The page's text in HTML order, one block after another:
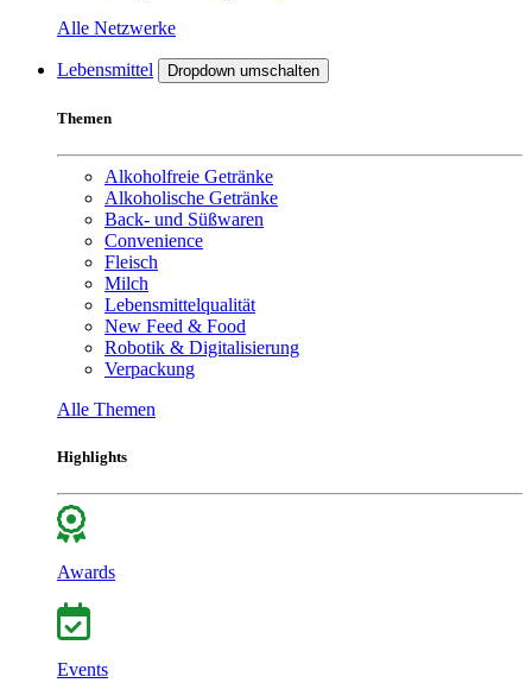
Alle Netzwerke
Lebensmittel Dropdown umschalten
Themen
Alkoholfreie Getränke
Alkoholische Getränke
Back- und Süßwaren
Convenience
Fleisch
Milch
Lebensmittelqualität
New Feed & Food
Robotik & Digitalisierung
Verpackung
Alle Themen
Highlights
Awards
Events